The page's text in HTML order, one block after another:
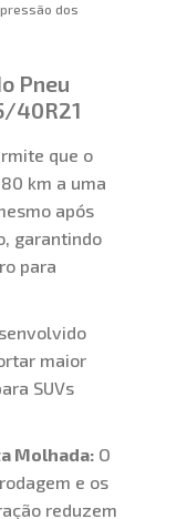
dos
Pneu
40R21
que o
km a uma
após
garantindo
para
maior
SUVs
Molhada: O
e os
reduzem